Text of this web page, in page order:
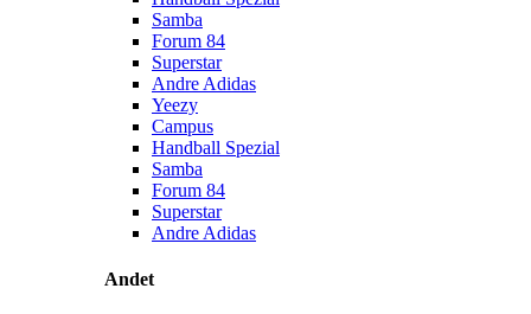
Samba
Forum 84
Superstar
Andre Adidas
Yeezy
Campus
Handball Spezial
Samba
Forum 84
Superstar
Andre Adidas
Andet